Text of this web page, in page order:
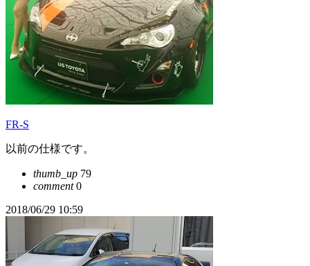
FR-S
以前の仕様です。
thumb_up 79
comment0
2018/06/29 10:59